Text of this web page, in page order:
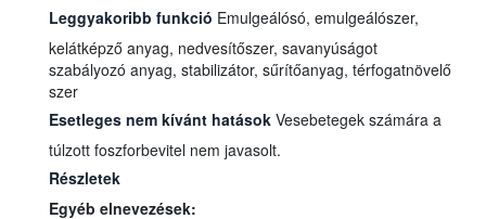
Leggyakoribb funkció
kelátképző anyag, nedvesítőszer, savanyúságot
szabályozó anyag, stabilizátor, sűrítőanyag, térfogatnövelő
szer
Esetleges nem kívánt hatások
túlzott foszforbevitel nem javasolt.
Részletek
Egyéb elnevezések: